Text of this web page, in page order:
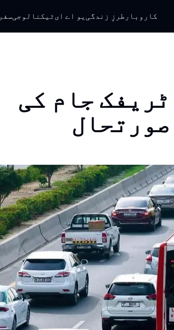
کاروبار طرزِ زندگی یو اے ایٹیکنالوجیسفر
جام کی